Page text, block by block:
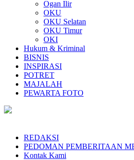
Ogan Ilir
OKU
OKU Selatan
OKU Timur
OKI
Hukum & Kriminal
BISNIS
INSPIRASI
POTRET
MAJALAH
PEWARTA FOTO
REDAKSI
PEDOMAN PEMBERITAAN
Kontak Kami